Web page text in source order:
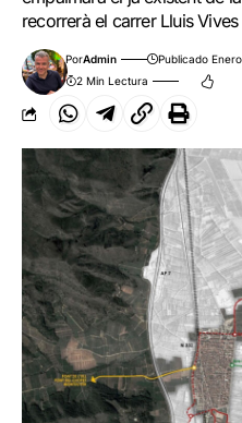
recorrerà el carrer Lluis Vives
PorAdmin Publicado
2 Min Lectura